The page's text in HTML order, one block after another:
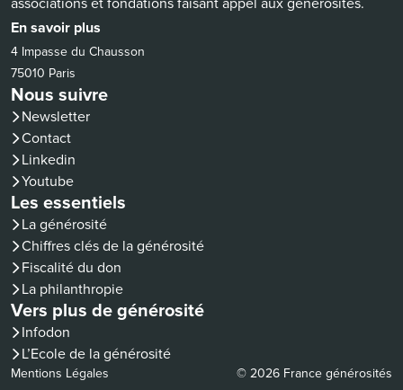
associations et fondations faisant appel aux générosités.
En savoir plus
4 Impasse du Chausson
75010 Paris
Nous suivre
Newsletter
Contact
Linkedin
(nouvelle fenêtre)
Youtube
(nouvelle fenêtre)
Les essentiels
La générosité
Chiffres clés de la générosité
Fiscalité du don
La philanthropie
Vers plus de générosité
Infodon
(nouvelle fenêtre)
L’Ecole de la générosité
(nouvelle fenêtre)
Mentions Légales © 2026 France générosités